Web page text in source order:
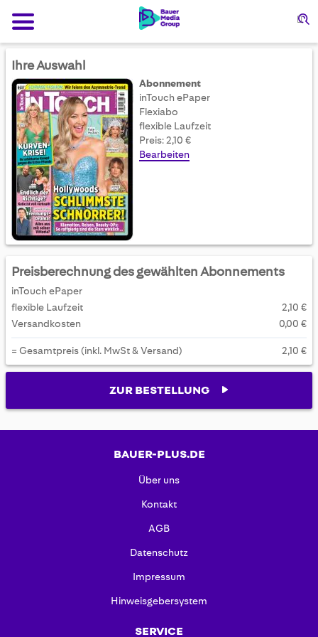
Ihre Auswahl
Abonnement
inTouch ePaper
Flexiabo
flexible Laufzeit
Preis: 2,10 €
Bearbeiten
Preisberechnung des gewählten Abonnements
inTouch ePaper
flexible Laufzeit
2,10 €
Versandkosten
0,00 €
= Gesamtpreis (inkl. MwSt & Versand) 2,10 €
ZUR BESTELLUNG
BAUER-PLUS.DE
Über uns
Kontakt
AGB
Datenschutz
Impressum
Hinweisgebersystem
SERVICE